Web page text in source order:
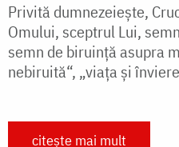
Privită dumnezeiește,
Omului, sceptrul Lui,
semn de biruință asupra
nebiruită“, „viața și
citește mai mult